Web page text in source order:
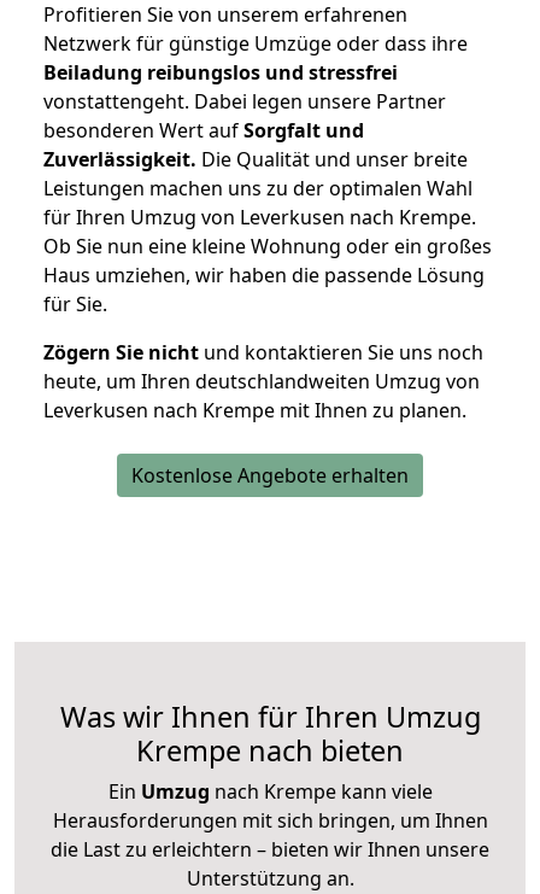
Profitieren Sie von unserem erfahrenen
Netzwerk für günstige Umzüge oder dass ihre
Beiladung reibungslos und stressfrei
vonstattengeht. Dabei legen unsere Partner
besonderen Wert aufSorgfalt und
Zuverlässigkeit. Die Qualität und unser breite
Leistungen machen uns zu der optimalen Wahl
für Ihren Umzug von Leverkusen nach Krempe.
Ob Sie nun eine kleine Wohnung oder ein großes
Haus umziehen, wir haben die passende Lösung
für Sie.
Zögern Sie nicht und kontaktieren Sie uns noch
heute, um Ihren deutschlandweiten Umzug von
Leverkusen nach Krempe mit Ihnen zu planen.
Kostenlose Angebote erhalten
Was wir Ihnen für Ihren Umzug
Krempe nach bieten
Ein Umzug nach Krempe kann viele
Herausforderungen mit sich bringen, um Ihnen
die Last zu erleichtern – bieten wir Ihnen unsere
Unterstützung an.